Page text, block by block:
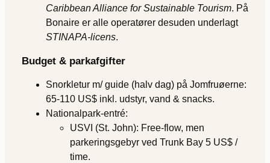
Caribbean Alliance for Sustainable Tourism. På
Bonaire er alle operatører desuden underlagt
STINAPA-licens.
Budget & parkafgifter
Snorkletur m/ guide (halv dag) på Jomfruøerne:
65-110 US$ inkl. udstyr, vand & snacks.
Nationalpark-entré:
USVI (St. John): Free-flow, men
parkeringsgebyr ved Trunk Bay 5 US$ /
time.